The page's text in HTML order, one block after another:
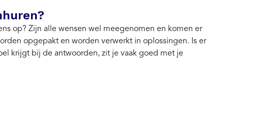
op? Zijn alle wensen wel meegenomen en komen er
opgepakt en worden verwerkt in oplossingen. Is er
krijgt bij de antwoorden, zit je vaak goed met je